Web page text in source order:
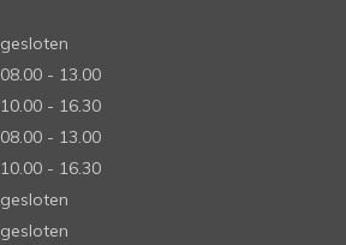
gesloten
08.00 - 13.00
10.00 - 16.30
08.00 - 13.00
10.00 - 16.30
gesloten
gesloten